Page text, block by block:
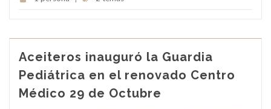
Aceiteros inauguró la Guardia
Pediátrica en el renovado Centro
Médico 29 de Octubre